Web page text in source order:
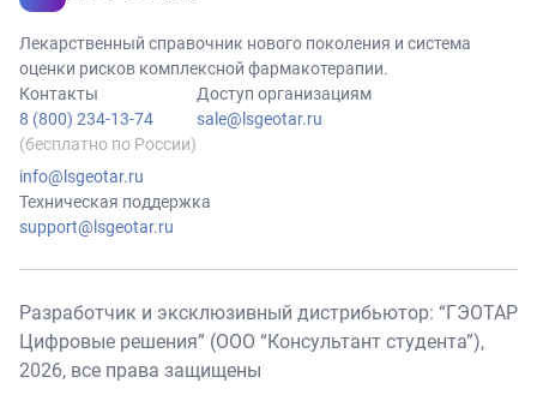
Лекарственный справочник нового поколения и система
оценки рисков комплексной фармакотерапии.
Контакты
8 (800) 234-13-74
(бесплатно по России)
info@lsgeotar.ru
Доступ организациям
sale@lsgeotar.ru
Техническая поддержка
support@lsgeotar.ru
Разработчик и эксклюзивный дистрибьютор: “ГЭОТАР
Цифровые решения” (ООО “Консультант студента”),
2026, все права защищены